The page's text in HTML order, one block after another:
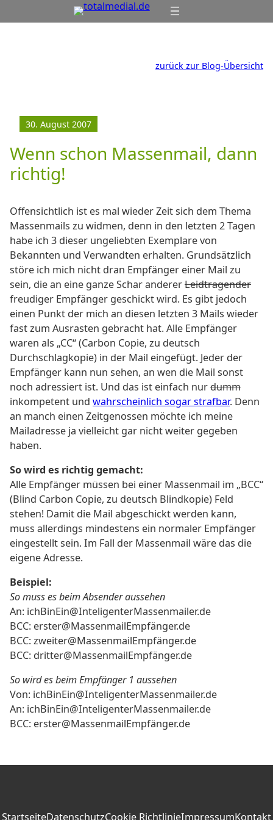
Inhalt
zurück zur Blog-Übersicht
30. August 2007
Wenn schon Massenmail, dann
richtig!
Offensichtlich ist es mal wieder Zeit sich dem Thema
Massenmails zu widmen, denn in den letzten 2 Tagen
habe ich 3 dieser ungeliebten Exemplare von
Bekannten und Verwandten erhalten. Grundsätzlich
störe ich mich nicht dran Empfänger einer Mail zu
sein, die an eine ganze Schar andererLeidtragender
freudiger Empfänger geschickt wird. Es gibt jedoch
einen Punkt der mich an diesen letzten 3 Mails wieder
fast zum Ausrasten gebracht hat. Alle Empfänger
waren als „CC“ (Carbon Copie, zu deutsch
Durchschlagkopie) in der Mail eingefügt. Jeder der
Empfänger kann nun sehen, an wen die Mail sonst
noch adressiert ist. Und das ist einfach nurdumm
inkompetent und wahrscheinlich sogar strafbar. Denn
an manch einen Zeitgenossen möchte ich meine
Mailadresse ja vielleicht gar nicht weiter gegeben
haben.
So wird es richtig gemacht:
Alle Empfänger müssen bei einer Massenmail im „BCC“
(Blind Carbon Copie, zu deutsch Blindkopie) Feld
stehen! Damit die Mail abgeschickt werden kann,
muss allerdings mindestens ein normaler Empfänger
eingestellt sein. Im Fall der Massenmail wäre das die
eigene Adresse.
Beispiel:
So muss es beim Absender aussehen
An: ichBinEin@InteligenterMassenmailer.de
BCC: erster@MassenmailEmpfänger.de
BCC: zweiter@MassenmailEmpfänger.de
BCC: dritter@MassenmailEmpfänger.de
So wird es beim Empfänger 1 aussehen
Von: ichBinEin@InteligenterMassenmailer.de
An: ichBinEin@InteligenterMassenmailer.de
BCC: erster@MassenmailEmpfänger.de
StartseiteDatenschutzCookie RichtlinieImpressumKontakt